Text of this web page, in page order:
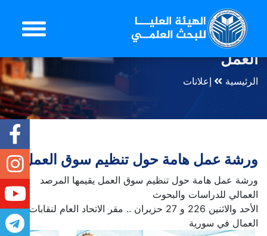
ورشة عمل هامة حول تنظيم سوق
العمل
الرئيسية إعلانات
ورشة عمل هامة حول تنظيم سوق العمل
ورشة عمل هامة حول تنظيم سوق العمل يقيمها المرصد
العمالي للدراسات والبحوث
الأحد والاثنين 226 و 27 حزيران .. مقر الاتحاد العام لنقابات
العمال في سورية